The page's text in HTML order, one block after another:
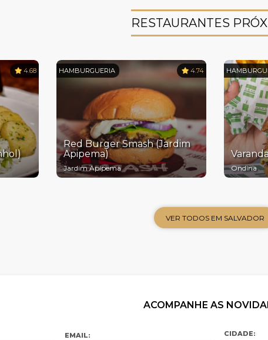
RESTAURANTES
4.68 HAMBURGUERIA 4.74
Red Burger Smash (Jardim
Apipema)
Jardim Apipema Ondina
VER TODOS EM SALVADOR
ACOMPANHE AS
EMAIL: CIDADE: